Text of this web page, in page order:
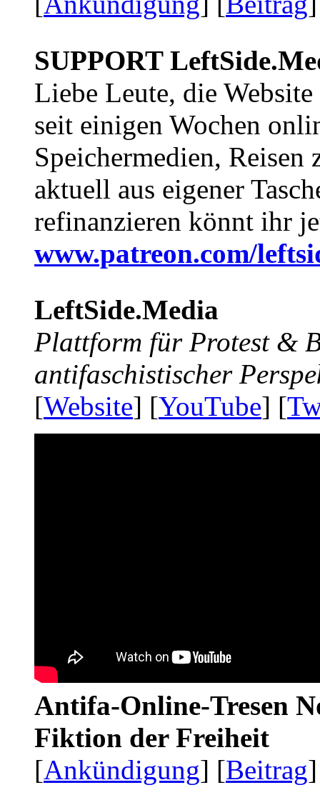
SUPPORT
Liebe Leute, die Website
seit einigen Wochen
Speichermedien, Reisen
aktuell aus eigener
refinanzieren könnt ihr
www.patreon.com/
LeftSide.Media
Plattform für Protest &
antifaschistischer
[Website] [YouTube] [
Antifa-Online-Tresen
Fiktion der Freiheit
[Ankündigung] [Beitrag